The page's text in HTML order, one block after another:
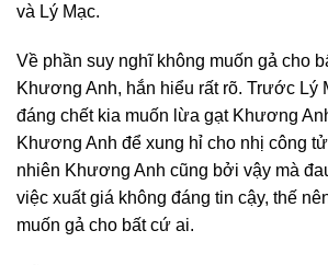
và Lý Mạc.
Về phần suy nghĩ không muốn gả cho
Khương Anh, hắn hiểu rất rõ. Trước Lý
đáng chết kia muốn lừa gạt Khương
Khương Anh để xung hỉ cho nhị công
nhiên Khương Anh cũng bởi vậy mà
việc xuất giá không đáng tin cậy, thế
muốn gả cho bất cứ ai.